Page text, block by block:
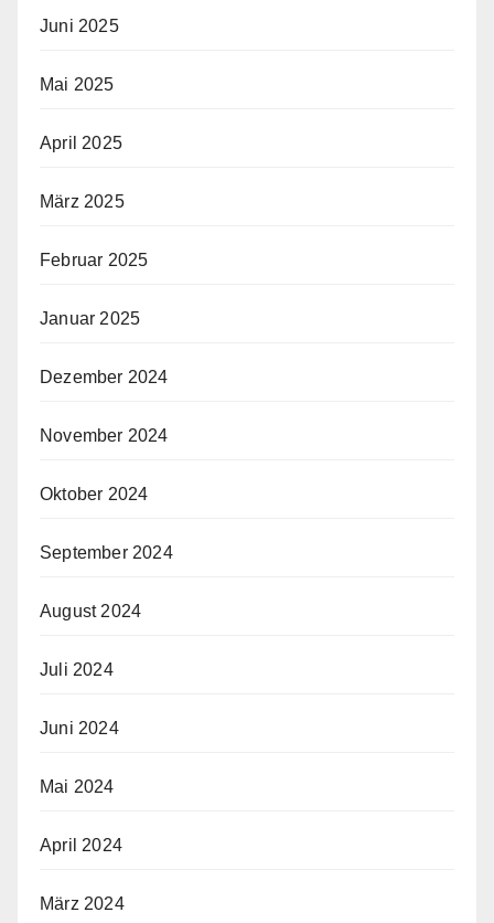
Juni 2025
Mai 2025
April 2025
März 2025
Februar 2025
Januar 2025
Dezember 2024
November 2024
Oktober 2024
September 2024
August 2024
Juli 2024
Juni 2024
Mai 2024
April 2024
März 2024